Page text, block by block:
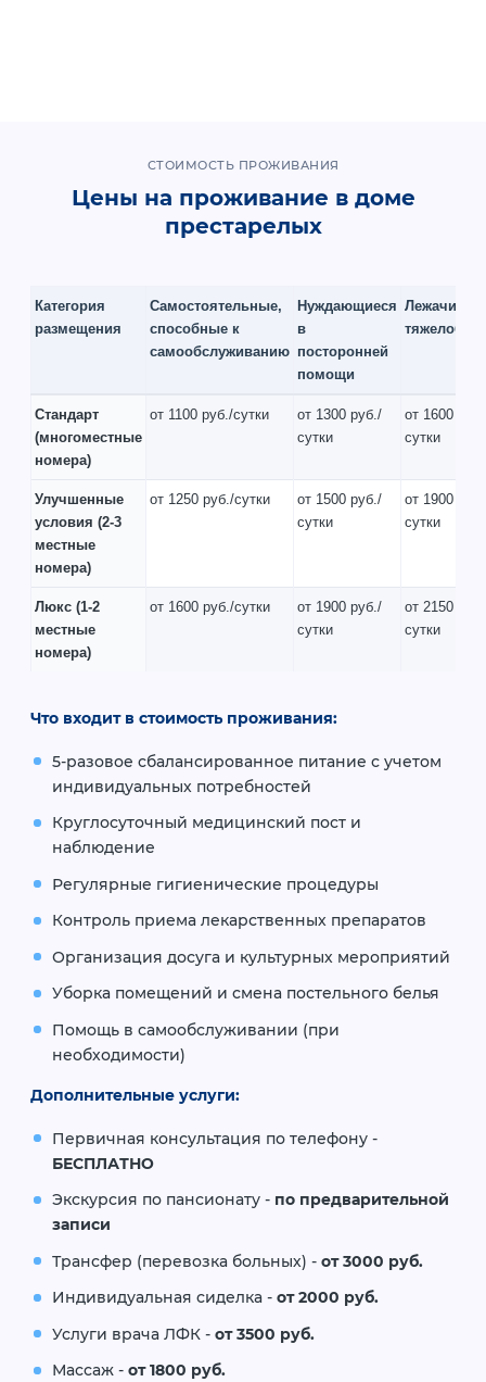
СТОИМОСТЬ ПРОЖИВАНИЯ
Цены на проживание в доме
престарелых
Категория
размещения
Самостоятельные,
способные к
самообслуживанию
Нуждающиеся
в
посторонней
помощи
Лежачие и
Стандарт
(многоместные
номера)
от 1100 руб./сутки
от 1300 руб./
сутки
от 1600
сутки
Улучшенные
условия (2-3
местные
номера)
от 1250 руб./сутки
от 1500 руб./
сутки
от 1900
сутки
Люкс (1-2
местные
номера)
от 1600 руб./сутки
от 1900 руб./
сутки
от 2150
сутки
Что входит в стоимость проживания:
5-разовое сбалансированное питание с учетом
индивидуальных потребностей
Круглосуточный медицинский пост и
наблюдение
Регулярные гигиенические процедуры
Контроль приема лекарственных препаратов
Организация досуга и культурных мероприятий
Уборка помещений и смена постельного белья
Помощь в самообслуживании (при
необходимости)
Дополнительные услуги:
Первичная консультация по телефону -
БЕСПЛАТНО
Экскурсия по пансионату - по предварительной
записи
Трансфер (перевозка больных) - от 3000 руб.
Индивидуальная сиделка - от 2000 руб.
Услуги врача ЛФК - от 3500 руб.
Массаж - от 1800 руб.